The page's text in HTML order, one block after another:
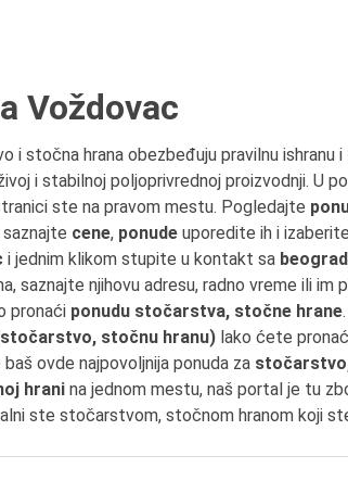
Voždovac
i stočna hrana obezbeđuju pravilnu ishranu
i stabilnoj poljoprivrednoj proizvodnji. U
ste na pravom mestu. Pogledajte
saznajte cene, ponude uporedite ih i
i jednim klikom stupite u kontakt sa
saznajte njihovu adresu, radno vreme ili im
pronaći ponudu stočarstva, stočne hrane
stočnu hranu) lako ćete
ovde najpovoljnija ponuda za
hrani na jednom mestu, naš portal je tu
ste stočarstvom, stočnom hranom koji